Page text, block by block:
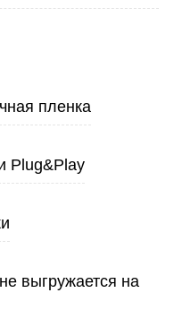
пленка
Plug&Play
выгружается на